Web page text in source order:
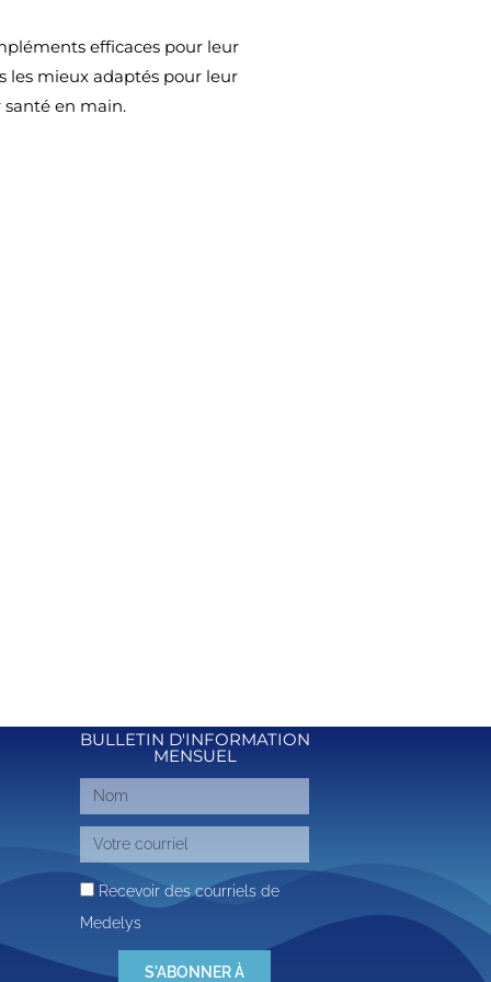
efficaces pour leur
les mieux adaptés pour leur
en main.
BULLETIN D'INFORMATION
MENSUEL
Recevoir des courriels de
Medelys
S'ABONNER À